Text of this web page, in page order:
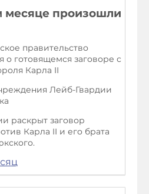
месяце произошли
правительство
о готовящемся заговоре с
Карла II
Лейб-Гвардии
раскрыт заговор
Карла II и его брата